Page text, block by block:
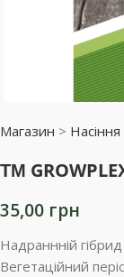
Магазин > Насіння
ТМ
35,00 грн
Надраннній
Вегетаційний